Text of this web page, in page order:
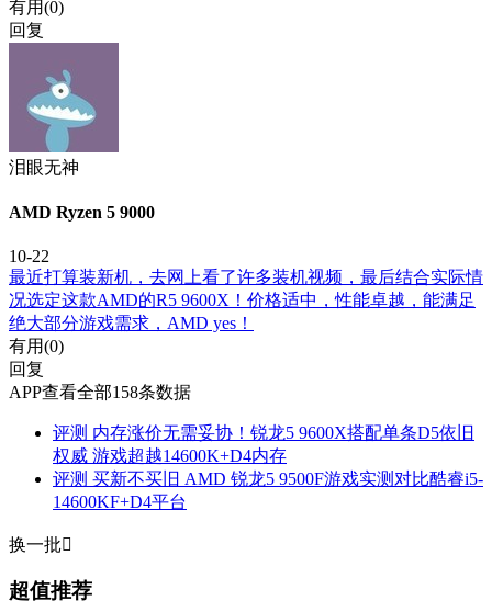
有用(0)
回复
泪眼无神
AMD Ryzen 5 9000
10-22
最近打算装新机，去网上看了许多装机视频，最后结合实际情
况选定这款AMD的R5 9600X！价格适中，性能卓越，能满足
绝大部分游戏需求，AMD yes！
有用(0)
回复
APP查看全部158条数据
评测 内存涨价无需妥协！锐龙5 9600X搭配单条D5依旧
权威 游戏超越14600K+D4内存
评测 买新不买旧 AMD 锐龙5 9500F游戏实测对比酷睿i5-
14600KF+D4平台
换一批
超值推荐